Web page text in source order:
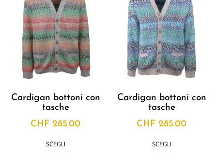
Cardigan bottoni con
tasche
CHF 285.00
SCEGLI
Cardigan bottoni con
tasche
CHF 285.00
SCEGLI